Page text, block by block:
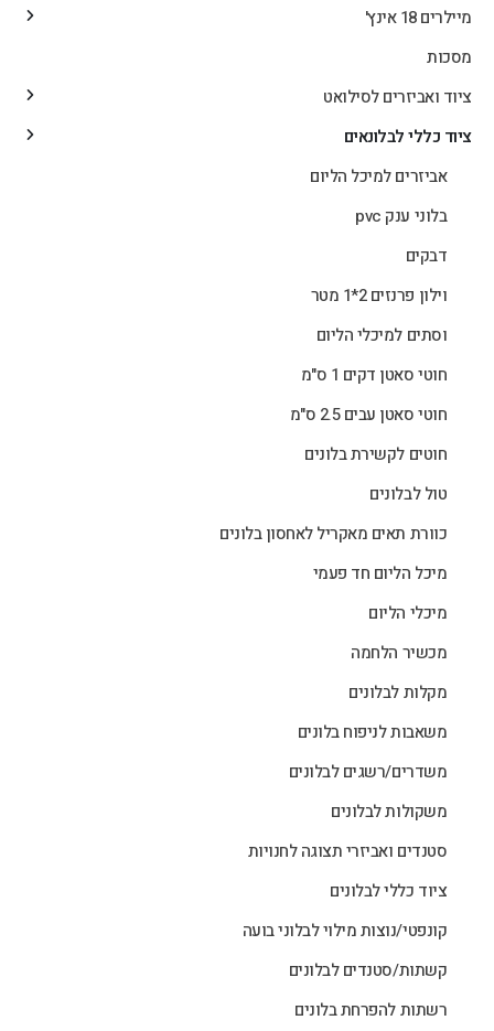
מיילרים 18 אינץ'
מסכות
ציוד ואביזרים לסילואט
ציוד כללי לבלונאים
אביזרים למיכל הליום
בלוני ענק pvc
דבקים
וילון פרנזים 2*1 מטר
וסתים למיכלי הליום
חוטי סאטן דקים 1 ס"מ
חוטי סאטן עבים 2.5 ס"מ
חוטים לקשירת בלונים
טול לבלונים
כוורת תאים מאקריל לאחסון בלונים
מיכל הליום חד פעמי
מיכלי הליום
מכשיר הלחמה
מקלות לבלונים
משאבות לניפוח בלונים
משדרים/רשגים לבלונים
משקולות לבלונים
סטנדים ואביזרי תצוגה לחנויות
ציוד כללי לבלונים
קונפטי/נוצות מילוי לבלוני בועה
קשתות/סטנדים לבלונים
רשתות להפרחת בלונים